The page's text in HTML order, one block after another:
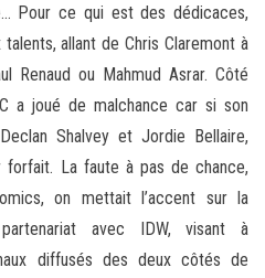
Pour ce qui est des dédicaces,
allant de Chris Claremont à
Renaud ou Mahmud Asrar. Côté
a joué de malchance car si son
Shalvey et Jordie Bellaire,
La faute à pas de chance,
on mettait l’accent sur la
partenariat avec IDW, visant à
diffusés des deux côtés de